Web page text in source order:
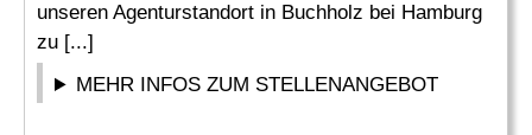
unseren Agenturstandort in Buchholz bei Hamburg
zu [...]
MEHR INFOS ZUM STELLENANGEBOT